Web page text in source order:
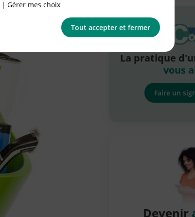
La pratique
vous
Faire un
Devenir
| Gérer mes choix
Tout accepter et fermer